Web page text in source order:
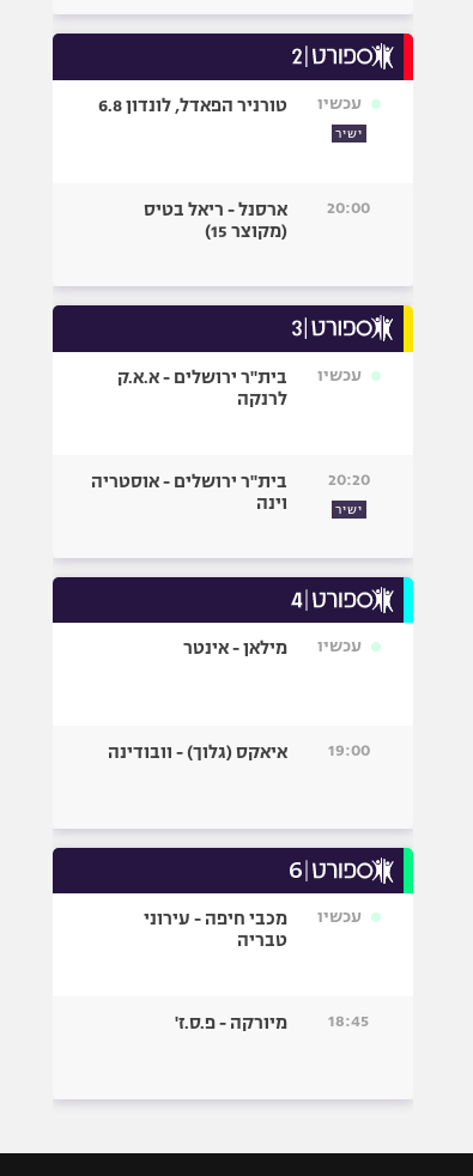
עכשיו
ישיר
טורניר הפאדל, לונדון 6.8
20:00
ארסנל - ריאל בטיס
(מקוצר 15)
עכשיו
בית"ר ירושלים - א.א.ק
לרנקה
20:20
ישיר
בית"ר ירושלים - אוסטריה
וינה
עכשיו מילאן - אינטר
19:00 איאקס (גלוך) - וובודינה
עכשיו
מכבי חיפה - עירוני
טבריה
18:45 מיורקה - פ.ס.ז'